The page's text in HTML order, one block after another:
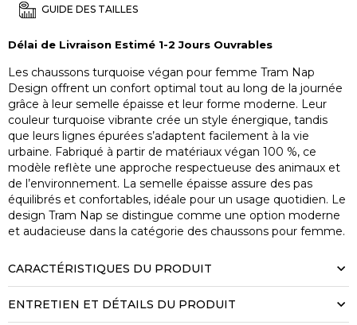
GUIDE DES TAILLES
Délai de Livraison Estimé 1-2 Jours Ouvrables
Les chaussons turquoise végan pour femme Tram Nap
Design offrent un confort optimal tout au long de la journée
grâce à leur semelle épaisse et leur forme moderne. Leur
couleur turquoise vibrante crée un style énergique, tandis
que leurs lignes épurées s’adaptent facilement à la vie
urbaine. Fabriqué à partir de matériaux végan 100 %, ce
modèle reflète une approche respectueuse des animaux et
de l’environnement. La semelle épaisse assure des pas
équilibrés et confortables, idéale pour un usage quotidien. Le
design Tram Nap se distingue comme une option moderne
et audacieuse dans la catégorie des chaussons pour femme.
CARACTÉRISTIQUES DU PRODUIT
ENTRETIEN ET DÉTAILS DU PRODUIT